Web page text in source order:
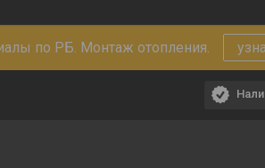
по РБ. Монтаж отопления.